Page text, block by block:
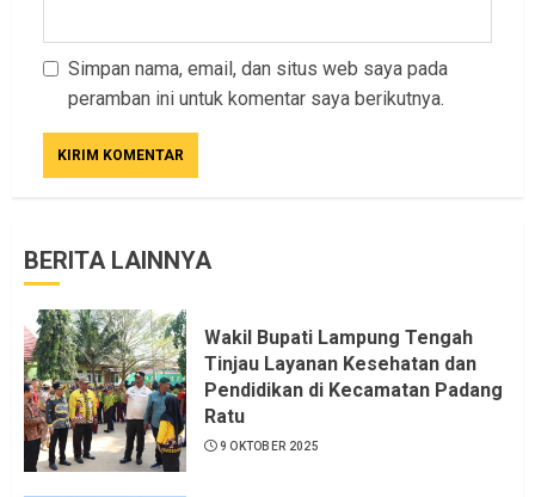
Simpan nama, email, dan situs web saya pada
peramban ini untuk komentar saya berikutnya.
BERITA LAINNYA
Wakil Bupati Lampung Tengah
Tinjau Layanan Kesehatan dan
Pendidikan di Kecamatan Padang
Ratu
9 OKTOBER 2025